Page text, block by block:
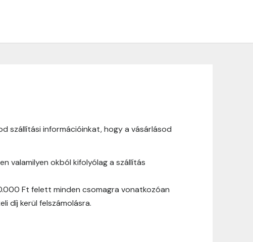
szállítási információinkat, hogy a vásárlásod
valamilyen okból kifolyólag a szállítás
Ft felett minden csomagra vonatkozóan
díj kerül felszámolásra.